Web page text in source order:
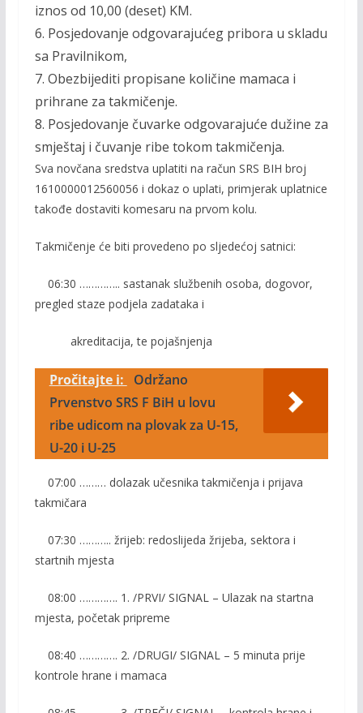
iznos od 10,00 (deset) KM.
6. Posjedovanje odgovarajućeg pribora u skladu
sa Pravilnikom,
7. Obezbijediti propisane količine mamaca i
prihrane za takmičenje.
8. Posjedovanje čuvarke odgovarajuće dužine za
smještaj i čuvanje ribe tokom takmičenja.
Sva novčana sredstva uplatiti na račun SRS BIH broj
1610000012560056 i dokaz o uplati, primjerak uplatnice
takođe dostaviti komesaru na prvom kolu.
Takmičenje će biti provedeno po sljedećoj satnici:
06:30 ………….. sastanak službenih osoba, dogovor,
pregled staze podjela zadataka i
akreditacija, te pojašnjenja
Pročitajte i:
Održano
Prvenstvo SRS F BiH u lovu
ribe udicom na plovak za U-15,
U-20 i U-25
07:00 ……… dolazak učesnika takmičenja i prijava
takmičara
07:30 ……….. žrijeb: redoslijeda žrijeba, sektora i
startnih mjesta
08:00 …………. 1. /PRVI/ SIGNAL – Ulazak na startna
mjesta, početak pripreme
08:40 …………. 2. /DRUGI/ SIGNAL – 5 minuta prije
kontrole hrane i mamaca